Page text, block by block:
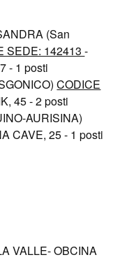
VALLE- OBCINA
(San
SEDE: 142413-
- 1 posti
CODICE
45 - 2 posti
AURISINA)
CAVE, 25 - 1 posti